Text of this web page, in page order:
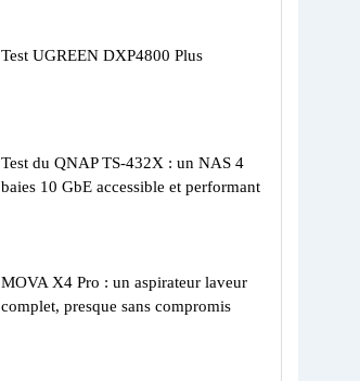
Test UGREEN DXP4800 Plus
Test du QNAP TS-432X : un NAS 4
baies 10 GbE accessible et performant
MOVA X4 Pro : un aspirateur laveur
complet, presque sans compromis